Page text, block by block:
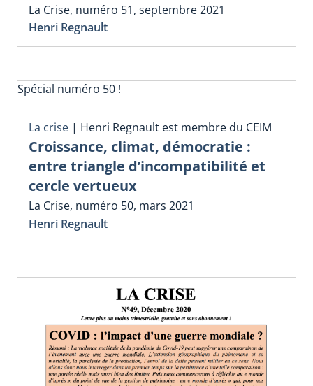
La Crise, numéro 51, septembre 2021
Henri Regnault
Spécial numéro 50 !
La crise | Henri Regnault est membre du CEIM
Croissance, climat, démocratie :
entre triangle d’incompatibilité et
cercle vertueux
La Crise, numéro 50, mars 2021
Henri Regnault